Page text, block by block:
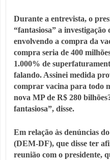
Durante a entrevista, o
“fantasiosa” a investigação
envolvendo a compra da
compra seria de 400
1.000% de
falando. Assinei medida
comprar vacina para todo
nova MP de R$ 280
fantasiosa”, disse.
Em relação às denúncias
(DEM-DF), que disse ter
reunião com o presidente,